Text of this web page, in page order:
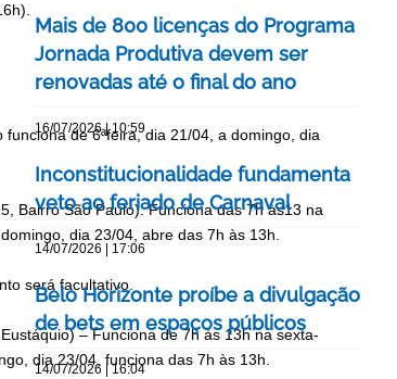
de 6ªfeira, dia 21/04, a domingo, dia
Bairro São Paulo). Funciona das 7h às13 na
dia 23/04, abre das 7h às 13h.
será facultativo.
– Funciona de 7h às 13h na sexta-
dia 23/04, funciona das 7h às 13h.
Mais de 800 licenças do Programa
Jornada Produtiva devem ser
renovadas até o final do ano
16/07/2026 | 10:59
Inconstitucionalidade fundamenta
veto ao feriado de Carnaval
14/07/2026 | 17:06
Belo Horizonte proíbe a divulgação
de bets em espaços públicos
14/07/2026 | 16:04